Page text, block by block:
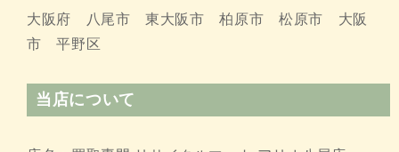
大阪府 八尾市 東大阪市 柏原市 松原市 大阪
市 平野区
当店について